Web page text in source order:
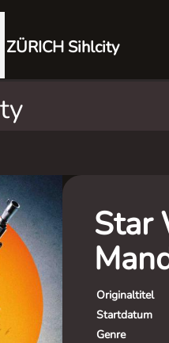
ZÜRICH Sihlcity
Star
Originaltitel
Startdatum
Genre